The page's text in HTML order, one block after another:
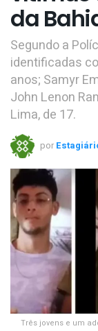
da
Segundo a
identificadas
anos; Samyr
John Lenon
Lima, de 17.
por
Três jovens e um